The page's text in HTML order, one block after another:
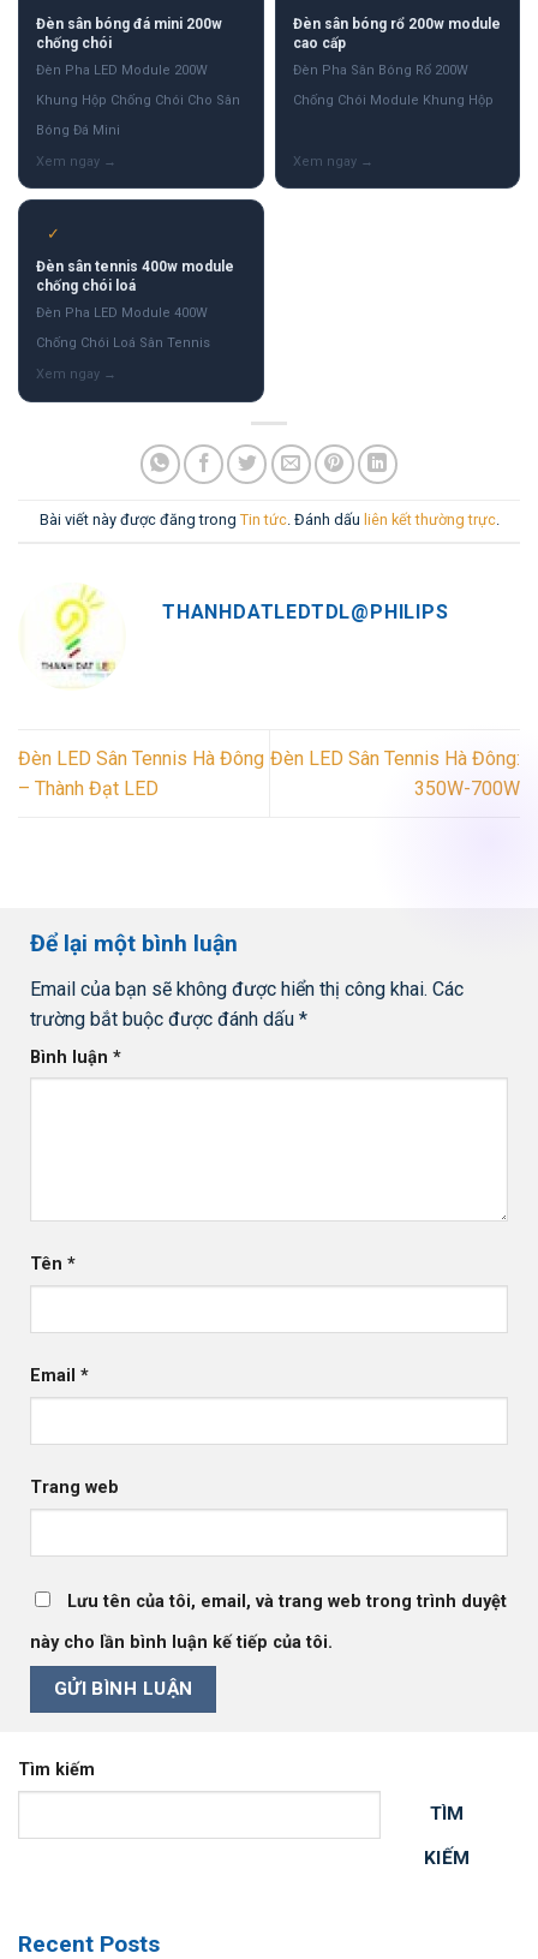
Đèn sân bóng đá mini 200w
chống chói
Đèn Pha LED Module 200W
Khung Hộp Chống Chói Cho Sân
Bóng Đá Mini
Đèn sân bóng rổ 200w module
cao cấp
Đèn Pha Sân Bóng Rổ 200W
Chống Chói Module Khung Hộp
✓
Đèn sân tennis 400w module
chống chói loá
Đèn Pha LED Module 400W
Chống Chói Loá Sân Tennis
Bài viết này được đăng trong Tin tức. Đánh dấu liên kết thường trực.
THANHDATLEDTDL@PHILIPS
Đèn LED Sân Tennis Hà Đông
– Thành Đạt LED
Đèn LED Sân Tennis Hà Đông:
350W-700W
Để lại một bình luận
Email của bạn sẽ không được hiển thị công khai. Các
trường bắt buộc được đánh dấu *
Bình luận *
Tên *
Email *
Trang web
Lưu tên của tôi, email, và trang web trong trình duyệt
này cho lần bình luận kế tiếp của tôi.
Tìm kiếm
TÌM
KIẾM
Recent Posts